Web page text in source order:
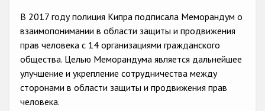
Государства-участники
В 2017 году полиция Кипра подписала Меморандум о
взаимопонимании в области защиты и продвижения
прав человека с 14 организациями гражданского
общества. Целью Меморандума является дальнейшее
улучшение и укрепление сотрудничества между
сторонами в области защиты и продвижения прав
человека.